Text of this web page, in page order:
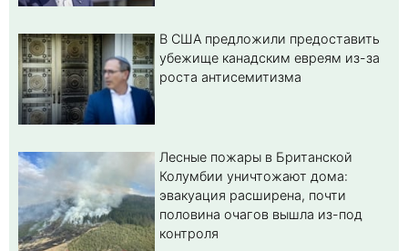
В США предложили предоставить
убежище канадским евреям из-за
роста антисемитизма
Лесные пожары в Британской
Колумбии уничтожают дома:
эвакуация расширена, почти
половина очагов вышла из-под
контроля